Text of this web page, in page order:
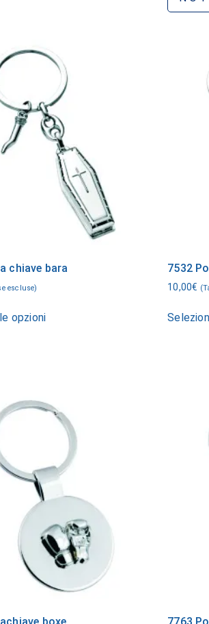
chiave bara
escluse)
opzioni
7532
10,00€